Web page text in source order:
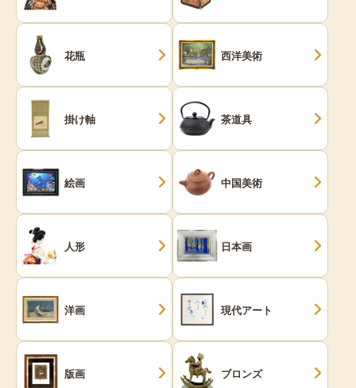
花瓶 西洋美術
掛け軸 茶道具
絵画 中国美術
人形 日本画
洋画 現代アート
版画 ブロンズ